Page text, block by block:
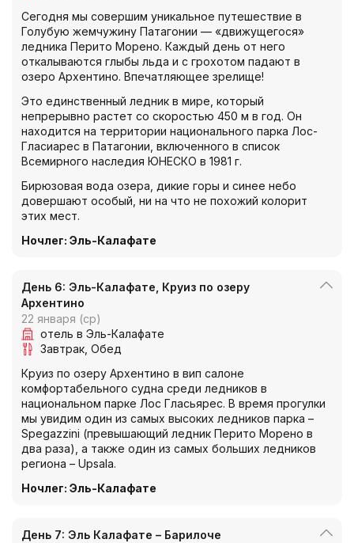
Сегодня мы совершим уникальное путешествие в
Голубую жемчужину Патагонии — «движущегося»
ледника Перито Морено. Каждый день от него
откалываются глыбы льда и с грохотом падают в
озеро Архентино. Впечатляющее зрелище!
Это единственный ледник в мире, который
непрерывно растет со скоростью 450 м в год. Он
находится на территории национального парка Лос-
Гласиарес в Патагонии, включенного в список
Всемирного наследия ЮНЕСКО в 1981 г.
Бирюзовая вода озера, дикие горы и синее небо
довершают особый, ни на что не похожий колорит
этих мест.
Ночлег: Эль-Калафате
День 6: Эль-Калафате, Круиз по озеру
Архентино
22 января (ср)
отель в Эль-Калафате
Завтрак Обед
Круиз по озеру Архентино в вип салоне
комфортабельного судна среди ледников в
национальном парке Лос Гласьярес. В время прогулки
мы увидим один из самых высоких ледников парка –
Spegazzini (превышающий ледник Перито Морено в
два раза), а также один из самых больших ледников
региона – Upsala.
Ночлег: Эль-Калафате
День 7: Эль Калафате – Барилоче